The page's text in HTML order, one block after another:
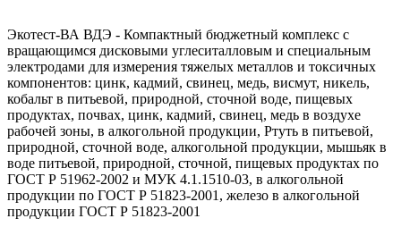
Экотест-ВА ВДЭ - Компактный бюджетный комплекс с
вращающимся дисковыми углеситалловым и специальным
электродами для измерения тяжелых металлов и токсичных
компонентов: цинк, кадмий, свинец, медь, висмут, никель,
кобальт в питьевой, природной, сточной воде, пищевых
продуктах, почвах, цинк, кадмий, свинец, медь в воздухе
рабочей зоны, в алкогольной продукции, Ртуть в питьевой,
природной, сточной воде, алкогольной продукции, мышьяк в
воде питьевой, природной, сточной, пищевых продуктах по
ГОСТ Р 51962-2002 и МУК 4.1.1510-03, в алкогольной
продукции по ГОСТ Р 51823-2001, железо в алкогольной
продукции ГОСТ Р 51823-2001